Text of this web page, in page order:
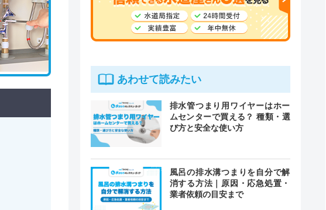
あわせて読みたい
排水管つまり用ワイヤーはホー
ムセンターで買える？ 種類・選
び方と安全な使い方
風呂の排水溝つまりを自分で解
消する方法｜原因・応急処置・
業者依頼の目安まで